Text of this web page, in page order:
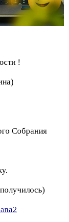
!
Собрания